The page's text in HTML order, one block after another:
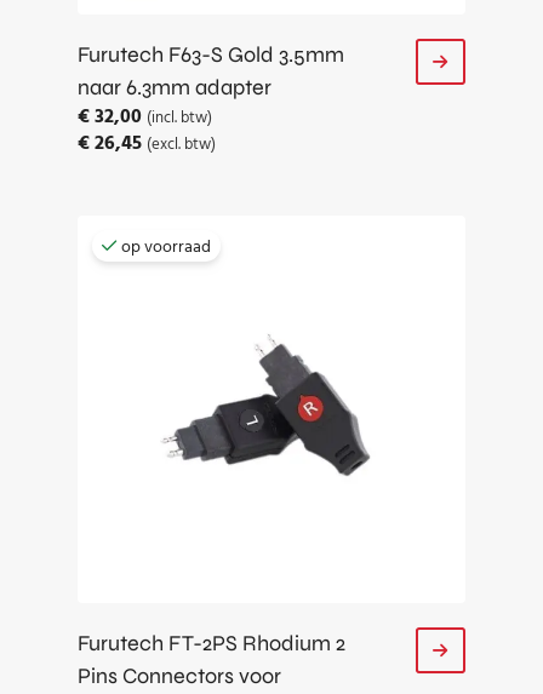
Furutech F63-S Gold 3.5mm
naar 6.3mm adapter
€32,00 (incl. btw)
€26,45 (excl. btw)
op voorraad
Furutech FT-2PS Rhodium 2
Pins Connectors voor